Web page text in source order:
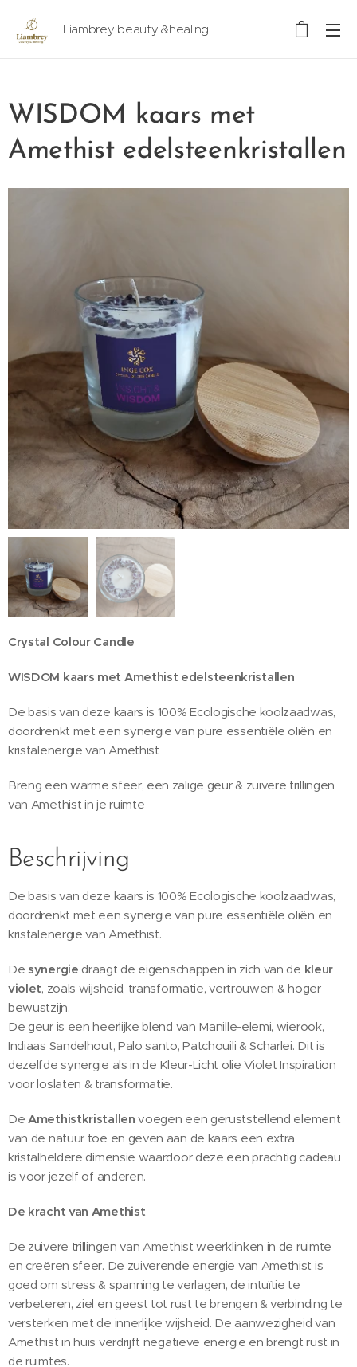
Liambrey beauty &healing
WISDOM kaars met
Amethist edelsteenkristallen
Crystal Colour Candle
WISDOM kaars met Amethist edelsteenkristallen
De basis van deze kaars is 100% Ecologische koolzaadwas,
doordrenkt met een synergie van pure essentiële oliën en
kristalenergie van Amethist
Breng een warme sfeer, een zalige geur & zuivere trillingen
van Amethist in je ruimte
Beschrijving
De basis van deze kaars is 100% Ecologische koolzaadwas,
doordrenkt met een synergie van pure essentiële oliën en
kristalenergie van Amethist.
De synergie draagt de eigenschappen in zich van de kleur
violet, zoals wijsheid, transformatie, vertrouwen & hoger
bewustzijn.
De geur is een heerlijke blend van Manille-elemi, wierook,
Indiaas Sandelhout, Palo santo, Patchouili & Scharlei. Dit is
dezelfde synergie als in de Kleur-Licht olie Violet Inspiration
voor loslaten & transformatie.
DeAmethistkristallen voegen een geruststellend element
van de natuur toe en geven aan de kaars een extra
kristalheldere dimensie waardoor deze een prachtig cadeau
is voor jezelf of anderen.
De kracht van Amethist
De zuivere trillingen van Amethist weerklinken in de ruimte
en creëren sfeer. De zuiverende energie van Amethist is
goed om stress & spanning te verlagen, de intuïtie te
verbeteren, ziel en geest tot rust te brengen & verbinding te
versterken met de innerlijke wijsheid. De aanwezigheid van
Amethist in huis verdrijft negatieve energie en brengt rust in
de ruimtes.